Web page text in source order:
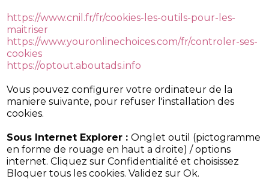
https://www.cnil.fr/fr/cookies-les-outils-pour-les-
maitriser
https://www.youronlinechoices.com/fr/controler-ses-
cookies
https://optout.aboutads.info
Vous pouvez configurer votre ordinateur de la
maniere suivante, pour refuser l'installation des
cookies.
Sous Internet Explorer : Onglet outil (pictogramme
en forme de rouage en haut a droite) / options
internet. Cliquez sur Confidentialité et choisissez
Bloquer tous les cookies. Validez sur Ok.